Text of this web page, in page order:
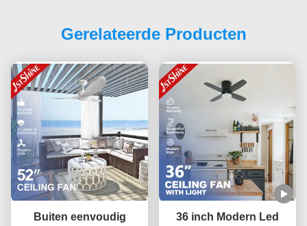
Gerelateerde Producten
Buiten eenvoudig
36 inch Modern Led